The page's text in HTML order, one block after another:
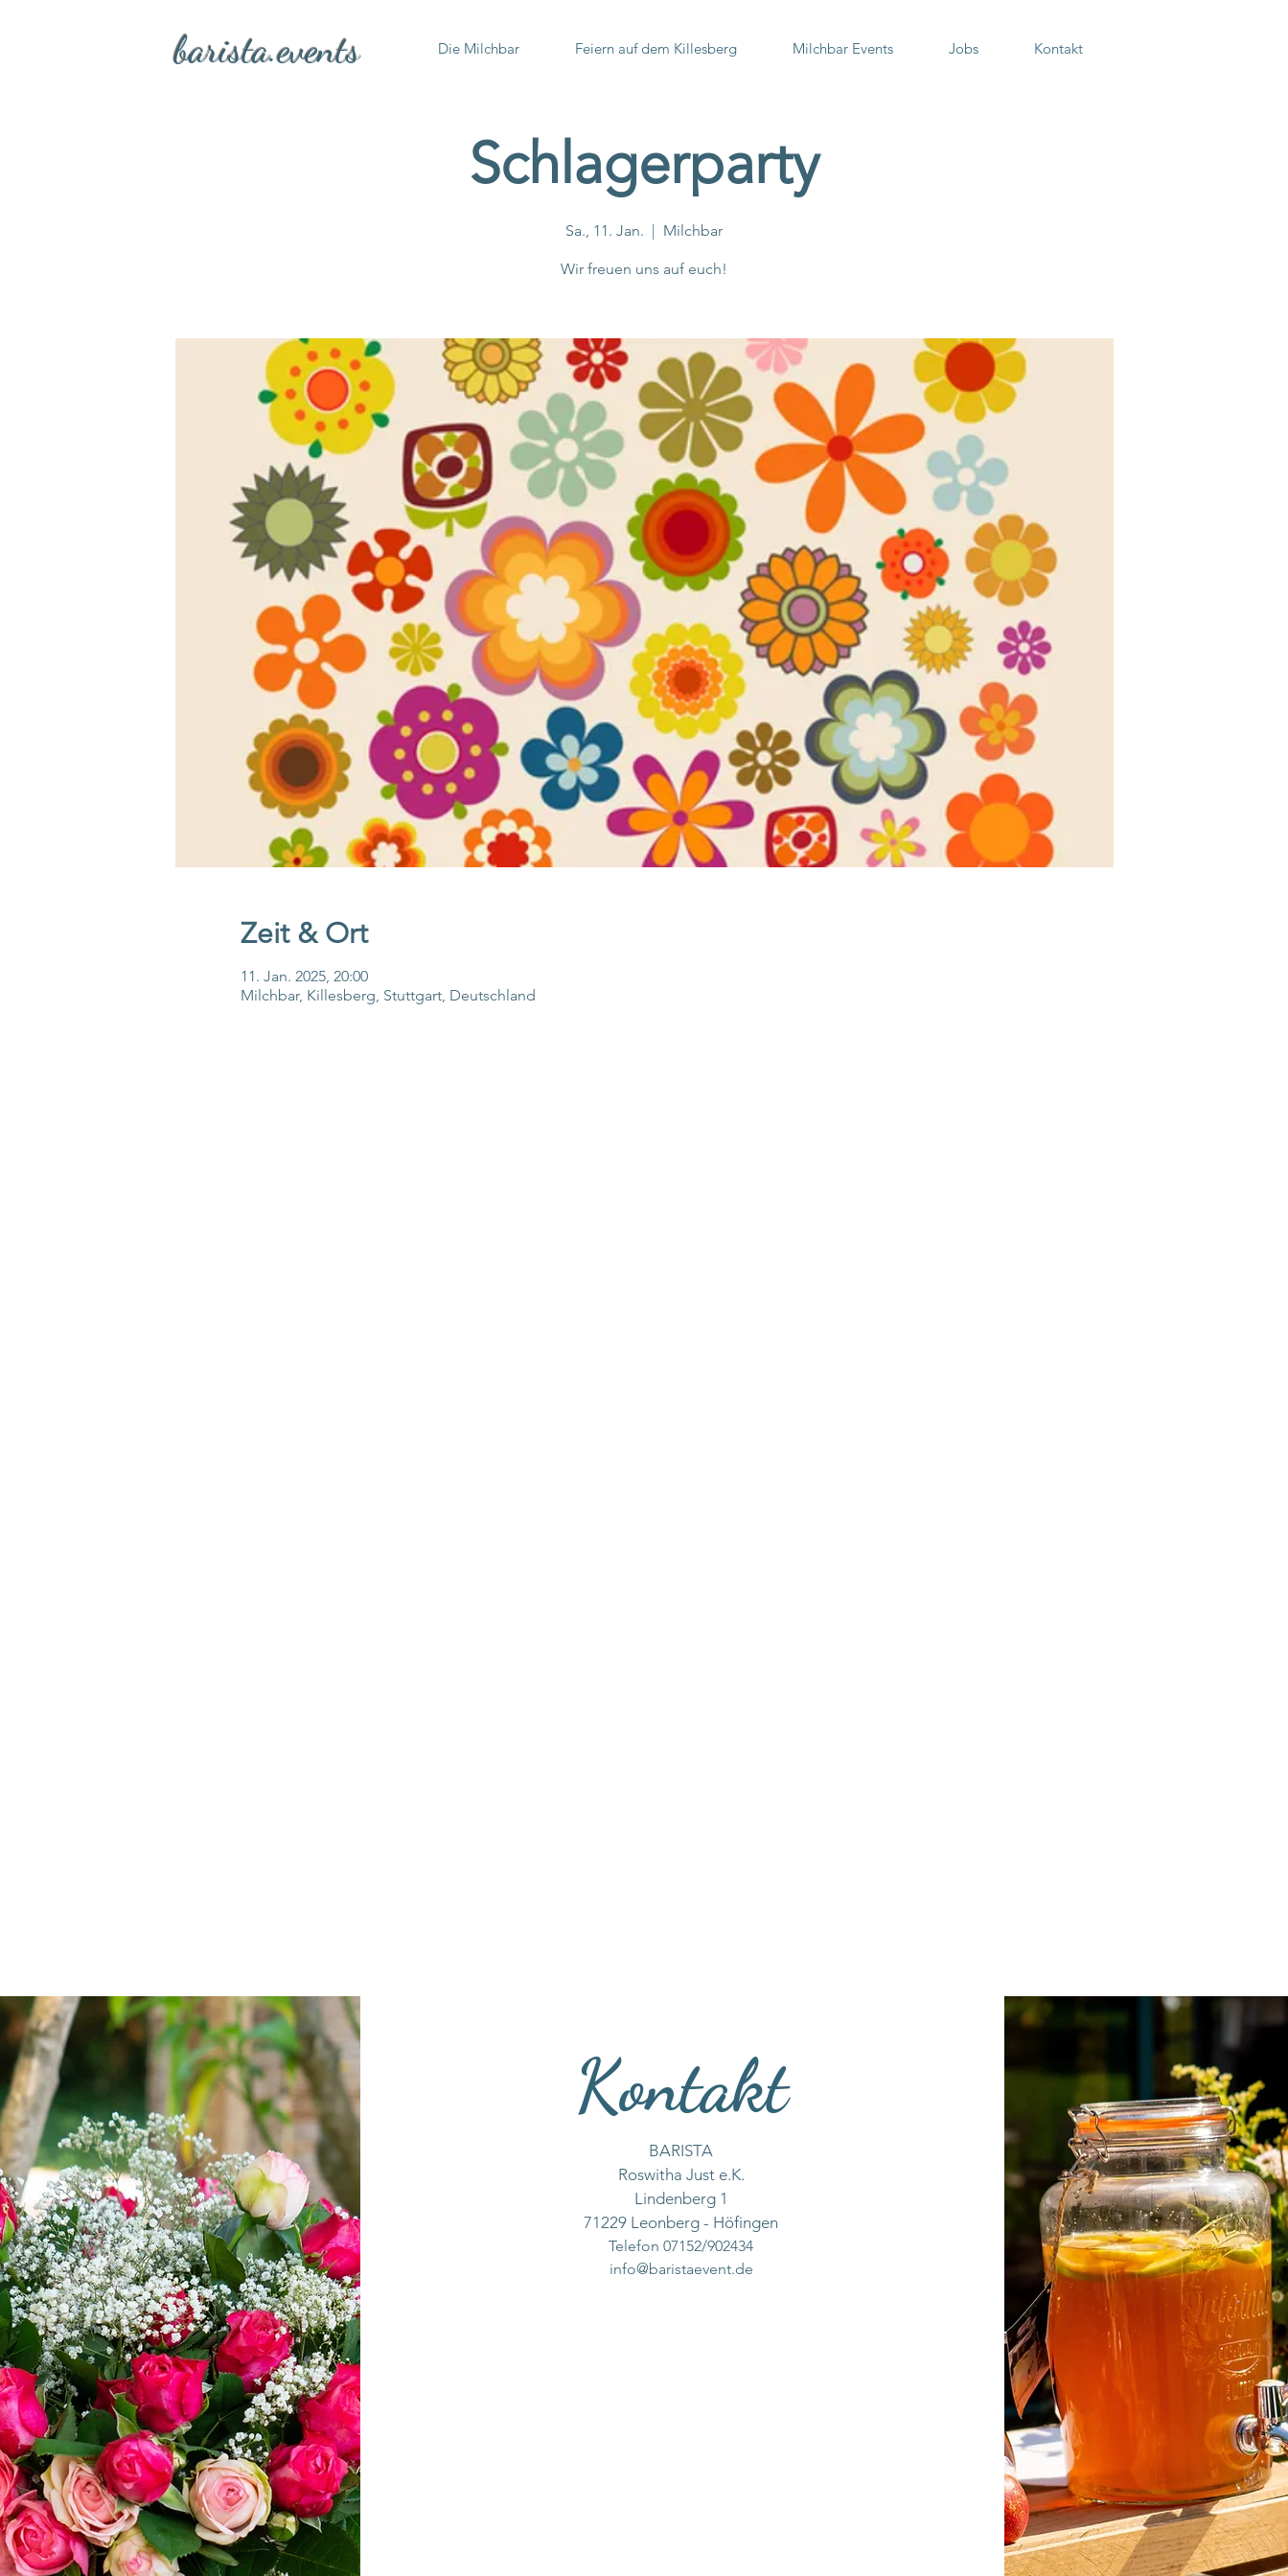
Die Milchbar Feiern auf dem Killesberg Milchbar Events Jobs Kontakt
barista.events
Schlagerparty
Sa., 11. Jan.
  |
Milchbar
Wir freuen uns auf euch!
Zeit & Ort
11. Jan. 2025, 20:00
Milchbar, Killesberg, Stuttgart, Deutschland
Kontakt
BARISTA
Roswitha Just e.K.
Lindenberg 1
71229 Leonberg - Höfingen
Telefon 07152/902434
info@baristaevent.de